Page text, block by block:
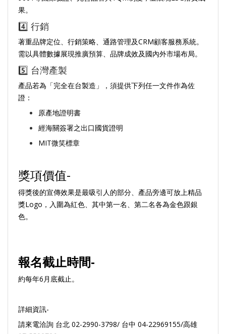
果。
4️⃣ 行銷
著重品牌定位、行銷策略、通路管理及CRM顧客服務系統。
需以具體數據展現推廣預算、品牌成效及國內外市場布局。
5️⃣ 台灣產製
產品若為「完全在台製造」，須提供下列任一文件作為佐
證：
原產地證明書
經海關簽署之出口國貨證明
MIT微笑標章
獎項價值-
得獎後的宣傳效果是最吸引人的部分、產品旁邊可放上精品
獎Logo，入圍為紅色、其中第一名、第二名各為金色跟銀
色。
報名截止時間-
約每年6月底截止。
詳細資訊-
請來電洽詢 台北 02-2990-3798/ 台中 04-22969155/高雄